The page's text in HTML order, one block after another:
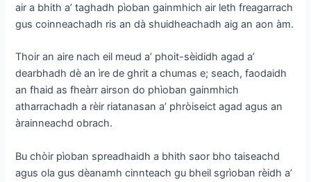
air a bhith a’ taghadh pìoban gainmhich air leth freagarrach
gus coinneachadh ris an dà shuidheachadh aig an aon àm.
Thoir an aire nach eil meud a’ phoit-sèididh agad a’
dearbhadh dè an ìre de ghrit a chumas e; seach, faodaidh
an fhaid as fheàrr airson do phìoban gainmhich
atharrachadh a rèir riatanasan a’ phròiseict agad agus an
àrainneachd obrach.
Bu chòir pìoban spreadhaidh a bhith saor bho taiseachd
agus ola gus dèanamh cinnteach gu bheil sgrìoban rèidh a’